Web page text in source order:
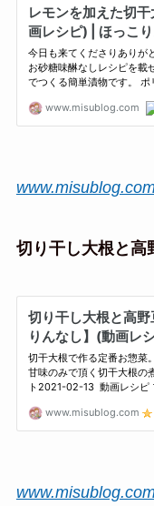
切り干し大根と高